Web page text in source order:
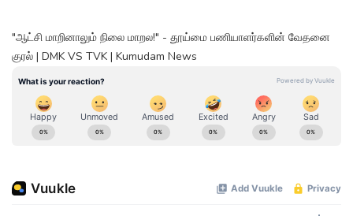
"ஆட்சி மாறினாலும் நிலை மாறல!" - தூய்மை பணியாளர்களின் வேதனை
குரல் | DMK VS TVK | Kumudam News